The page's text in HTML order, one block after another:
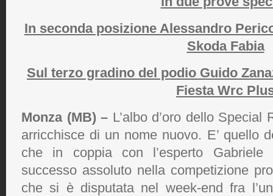
In seconda posizione Alessandro
Skoda Fabia
Sul terzo gradino del podio Guido
Fiesta Wrc
Monza (MB) – L’albo d’oro dello
arricchisce di un nome nuovo. E’ quello
che in coppia con l’esperto
successo assoluto nella competizione
che si è disputata nel week-end fra